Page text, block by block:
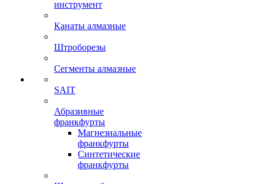
инструмент
Канаты алмазные
Штроборезы
Сегменты алмазные
SAIT
Абразивные
франкфурты
Магнезиальные
франкфурты
Синтетические
франкфурты